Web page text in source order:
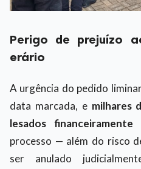
Perigo de prejuízo
erário
A urgência do pedido
data marcada, e milhares
lesados financeiramente
processo — além do risco
ser anulado